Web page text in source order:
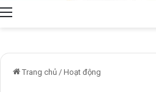
Menu
Trang chủ / Hoạt động